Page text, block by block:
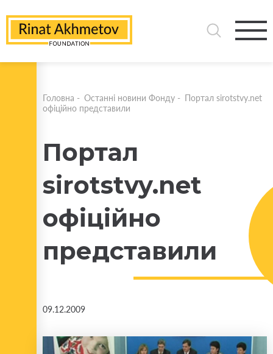
Головна - Останні новини Фонду - Портал sirotstvy.net
офіційно представили
Портал
sirotstvy.net
офіційно
представили
09.12.2009